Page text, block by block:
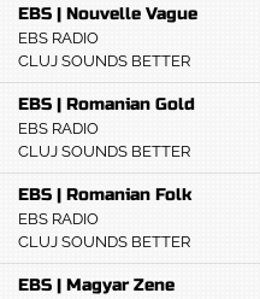
EBS | Nouvelle Vague
EBS RADIO
CLUJ SOUNDS BETTER
EBS | Romanian Gold
EBS RADIO
CLUJ SOUNDS BETTER
EBS | Romanian Folk
EBS RADIO
CLUJ SOUNDS BETTER
EBS | Magyar Zene